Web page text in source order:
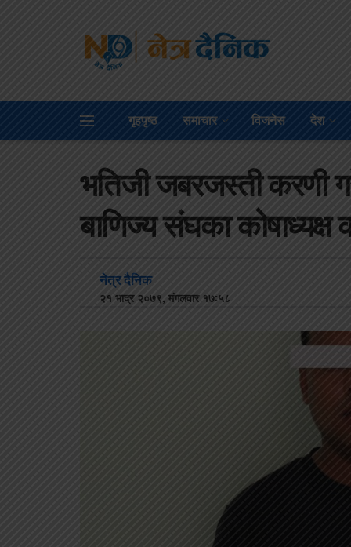
गृहपृष्ठ समाचार विजनेस देश
भतिजी जबरजस्ती करणी
बाणिज्य संघका
नेत्र दैनिक
२१ भाद्र २०७९, मंगलवार १७:५८